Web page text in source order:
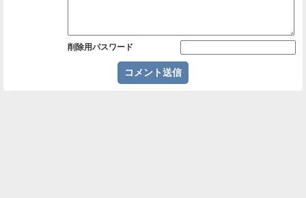
削除用パスワード